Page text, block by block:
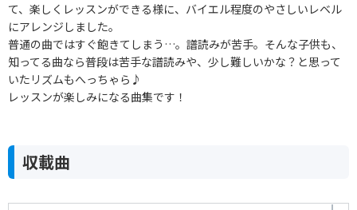
て、楽しくレッスンができる様に、バイエル程度のやさしいレベル
にアレンジしました。
普通の曲ではすぐ飽きてしまう…。譜読みが苦手。そんな子供も、
知ってる曲なら普段は苦手な譜読みや、少し難しいかな？と思って
いたリズムもへっちゃら♪
レッスンが楽しみになる曲集です！
収載曲